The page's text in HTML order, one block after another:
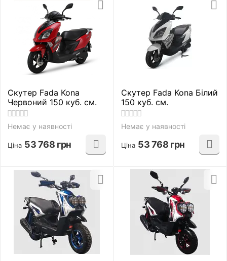
Скутер Fada Kona
Червоний 150 куб. см.
Немає у наявності
Ціна 53 768 грн
Скутер Fada Kona Білий
150 куб. см.
Немає у наявності
Ціна 53 768 грн